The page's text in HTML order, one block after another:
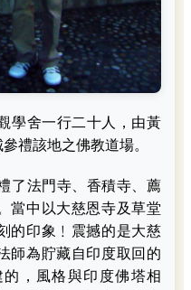
學舍一行二十人，由黃
禮該地之佛教道場。
了法門寺、香積寺、薦
當中以大慈恩寺及草堂
的印象﹗震撼的是大慈
師為貯藏自印度取回的
，風格與印度佛塔相